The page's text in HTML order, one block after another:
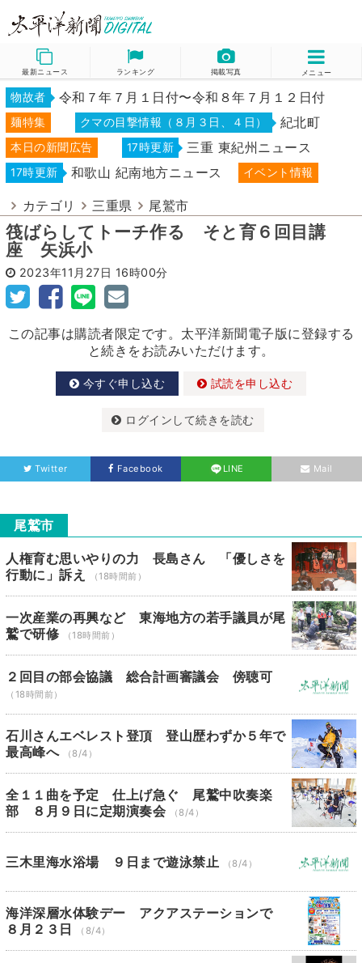
最新ニュース ランキング 掲載写真 メニュー
物故者 令和７年７月１日付〜令和８年７月１２日付
麺特集 クマの目撃情報（８月３日、４日） 紀北町
本日の新聞広告 17時更新 三重 東紀州ニュース
17時更新 和歌山 紀南地方ニュース イベント情報
カテゴリ 三重県 尾鷲市
筏ばらしてトーチ作る そと育６回目講
座 矢浜小
2023年11月27日 16時00分
この記事は購読者限定です。太平洋新聞電子版に登録する
と続きをお読みいただけます。
今すぐ申し込む 試読を申し込む
ログインして続きを読む
Twitter Facebook LINE Mail
尾鷲市
人権育む思いやりの力 長島さん 「優しさを
行動に」訴え
（18時間前）
一次産業の再興など 東海地方の若手議員が尾
鷲で研修
（18時間前）
２回目の部会協議 総合計画審議会 傍聴可
（18時間前）
石川さんエベレスト登頂 登山歴わずか５年で
最高峰へ
（8/4）
全１１曲を予定 仕上げ急ぐ 尾鷲中吹奏楽
部 ８月９日に定期演奏会
（8/4）
三木里海水浴場 ９日まで遊泳禁止 （8/4）
海洋深層水体験デー アクアステーションで
８月２３日
（8/4）